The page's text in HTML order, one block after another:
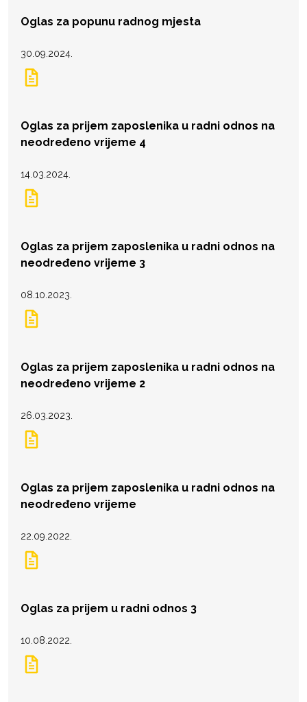
Oglas za popunu radnog mjesta
30.09.2024.
Oglas za prijem zaposlenika u radni odnos na
neodređeno vrijeme 4
14.03.2024.
Oglas za prijem zaposlenika u radni odnos na
neodređeno vrijeme 3
08.10.2023.
Oglas za prijem zaposlenika u radni odnos na
neodređeno vrijeme 2
26.03.2023.
Oglas za prijem zaposlenika u radni odnos na
neodređeno vrijeme
22.09.2022.
Oglas za prijem u radni odnos 3
10.08.2022.